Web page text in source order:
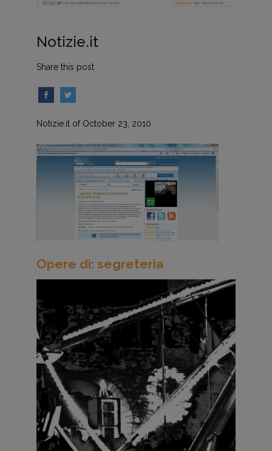
Notizie.it
Share this post
Notizie.it of October 23, 2010
Opere di: segreteria